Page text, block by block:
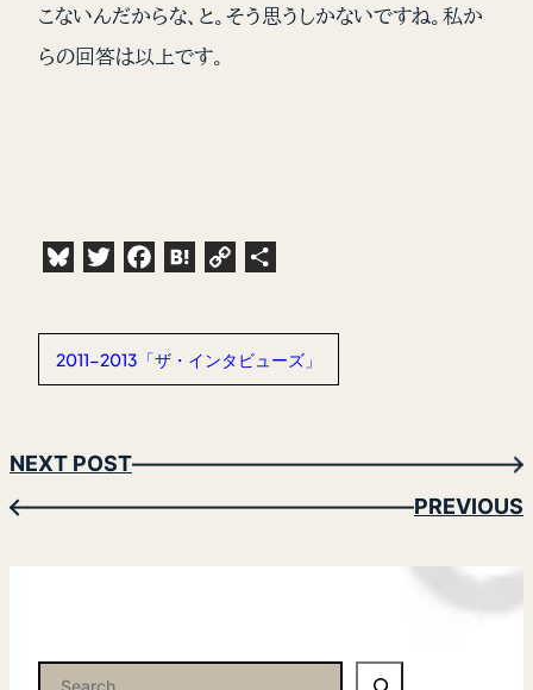
こないんだからな、と。そう思うしかないですね。私か
らの回答は以上です。
BlueskyTwitterFacebookHatenaCopy
2011-2013「ザ・インタビューズ」
NEXT POST
→
←
PREVIOUS